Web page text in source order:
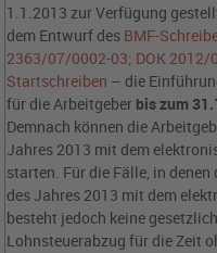
1.1.2013 zur Verfügung
dem Entwurf des BMF-
2363/07/0002-03; DOK 2012/
Startschreiben – die
für die Arbeitgeber bis zum
Demnach können die
Jahres 2013 mit dem
starten. Für die Fälle, in
des Jahres 2013 mit dem
besteht jedoch keine
Lohnsteuerabzug für die Zeit